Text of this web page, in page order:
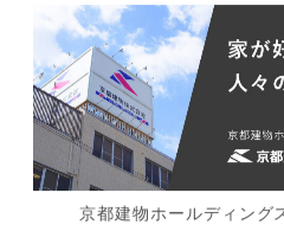
京都建物ホールディング